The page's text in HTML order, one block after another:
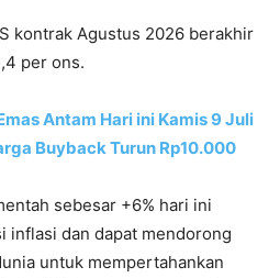
kontrak Agustus 2026 berakhir
per ons.
Antam Hari ini Kamis 9 Juli
Buyback Turun Rp10.000
sebesar +6% hari ini
inflasi dan dapat mendorong
untuk mempertahankan